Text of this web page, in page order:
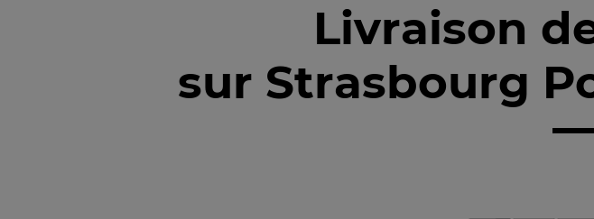
Livraison
sur Strasbourg